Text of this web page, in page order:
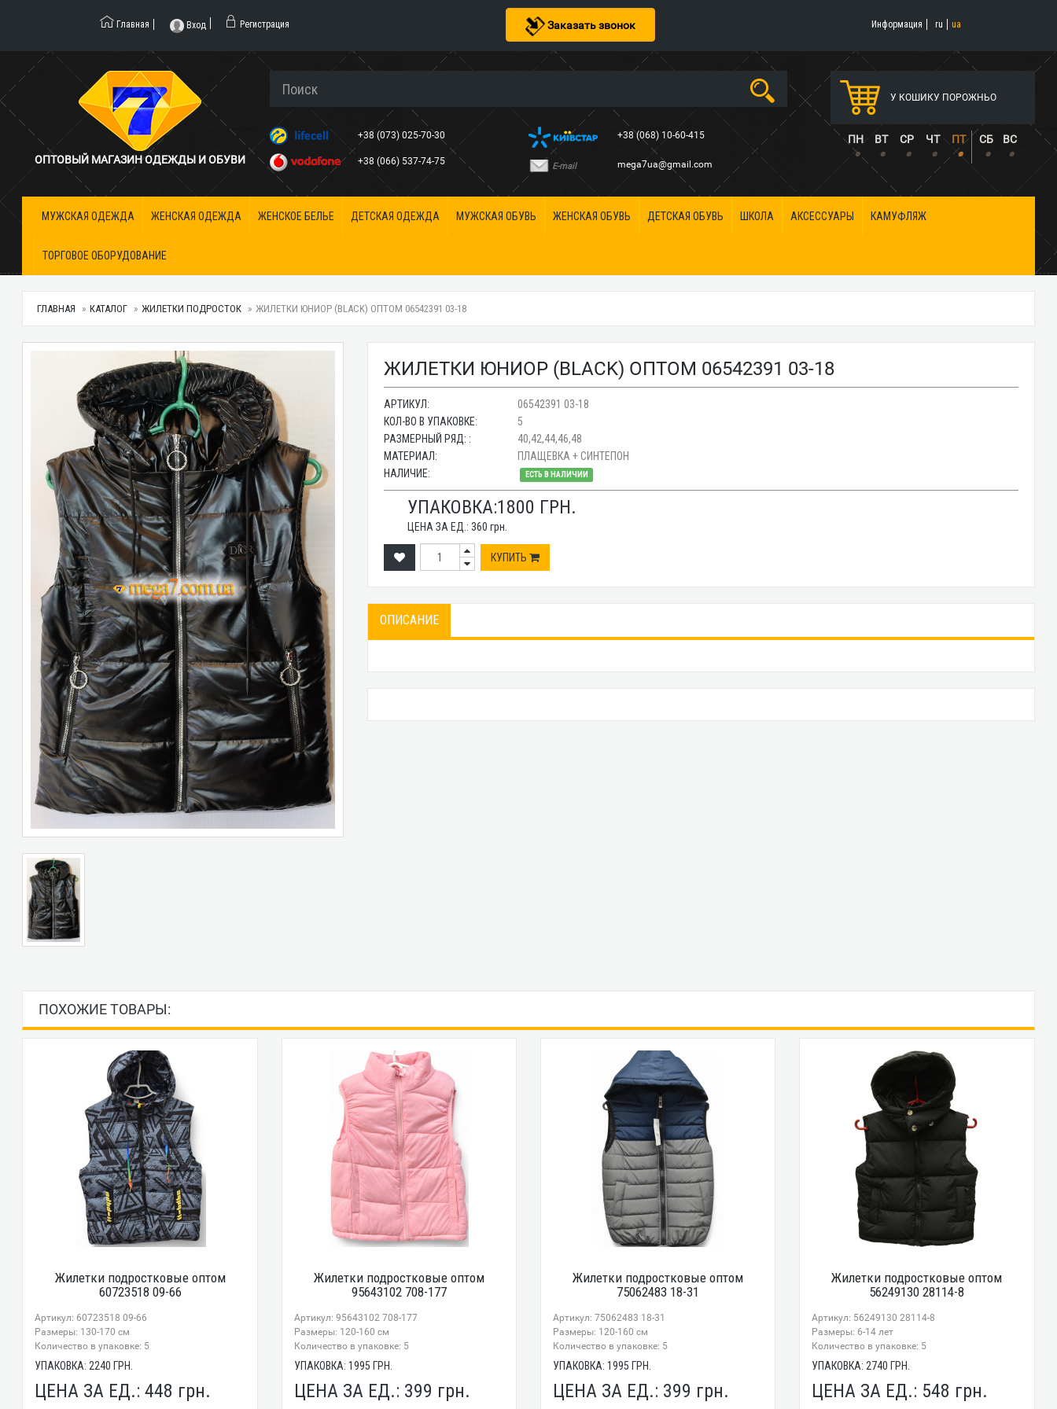
Заказать звонок
Главная Вход Регистрация Информация ru ua
ОПТОВЫЙ МАГАЗИН ОДЕЖДЫ И ОБУВИ
+38 (073) 025-70-30
+38 (066) 537-74-75
+38 (068) 10-60-415
E-mail mega7ua@gmail.com
У КОШИКУ ПОРОЖНЬО
ПН ВТ СР ЧТ ПТ СБ ВС
• • • • • • •
МУЖСКАЯ ОДЕЖДА ЖЕНСКАЯ ОДЕЖДА ЖЕНСКОЕ БЕЛЬЕ ДЕТСКАЯ ОДЕЖДА МУЖСКАЯ ОБУВЬ ЖЕНСКАЯ ОБУВЬ ДЕТСКАЯ ОБУВЬ ШКОЛА АКСЕССУАРЫ КАМУФЛЯЖ
ТОРГОВОЕ ОБОРУДОВАНИЕ
ГЛАВНАЯ КАТАЛОГ ЖИЛЕТКИ ПОДРОСТОК ЖИЛЕТКИ ЮНИОР (BLACK) ОПТОМ 06542391 03-18
ЖИЛЕТКИ ЮНИОР (BLACK) ОПТОМ 06542391 03-18
АРТИКУЛ:
06542391 03-18
КОЛ-ВО В УПАКОВКЕ:
5
РАЗМЕРНЫЙ РЯД: :
40,42,44,46,48
МАТЕРИАЛ:
ПЛАЩЕВКА + СИНТЕПОН
НАЛИЧИЕ:
ЕСТЬ В НАЛИЧИИ
УПАКОВКА:1800 ГРН.
ЦЕНА ЗА ЕД.:360 грн.
КУПИТЬ
ОПИСАНИЕ
ПОХОЖИЕ ТОВАРЫ:
Жилетки подростковые оптом
60723518 09-66
Артикул: 60723518 09-66
Размеры: 130-170 см
Количество в упаковке: 5
УПАКОВКА:2240 ГРН.
ЦЕНА ЗА ЕД.:448 грн.
Жилетки подростковые оптом
95643102 708-177
Артикул: 95643102 708-177
Размеры: 120-160 см
Количество в упаковке: 5
УПАКОВКА: 1995 ГРН.
ЦЕНА ЗА ЕД.: 399 грн.
Жилетки подростковые оптом
75062483 18-31
Артикул: 75062483 18-31
Размеры: 120-160 см
Количество в упаковке: 5
УПАКОВКА: 1995 ГРН.
ЦЕНА ЗА ЕД.: 399 грн.
Жилетки подростковые оптом
56249130 28114-8
Артикул: 56249130 28114-8
Размеры: 6-14 лет
Количество в упаковке: 5
УПАКОВКА:2740 ГРН.
ЦЕНА ЗА ЕД.: 548 грн.